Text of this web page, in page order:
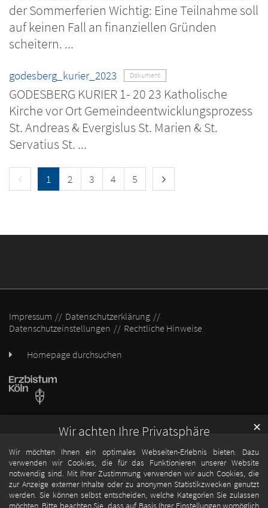
Wir achten Ihre Privatsphäre
Wir möchten Ihnen ein optimales Webseiten-Erlebnis bieten. Dazu
verwenden wir Cookies, die für das Funktionieren unserer Website
notwendig sind. Mit Ihrer Zustimmung verwenden wir auch Cookies, die
zur Anzeige externer Inhalte oder zu anonymen Statistikzwecken genutzt
werden. Sie können selbst entscheiden, welche Kategorien Sie zulassen
möchten. Bitte beachten Sie, dass auf Basis Ihrer Einstellungen womöglich
✕
der Sommerferien Wichtig: Eine Teilnahme soll
auf keinen Fall an finanziellen Gründen
scheitern. ...
godesberg_kurier_2023 Dokument
GODESBERG KURIER 1- 20 23 Katholische
Kirche vor Ort Gemeindeentwicklungsprozess
St. Andreas & Evergislus St. Marien & St.
Servatius St. ...
Vorherige Seite
1 2 3 4 5 Nächste Seite
Impressum
Datenschutzerklärung
Datenschutzeinstellungen
Rechtliche Hinweise
Homepage durchsuchen